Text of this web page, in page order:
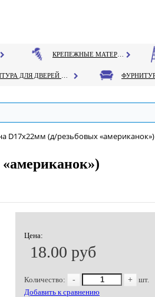
D17х22мм (д/резьбовых «американок»)
Цена:
18.00 руб
Количество: - +
шт.
Добавить к сравнению